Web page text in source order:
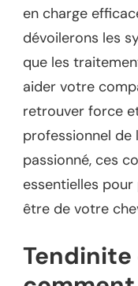
en charge
dévoilerons les
que les
aider votre
retrouver force
professionnel de
passionné, ces
essentielles
être de votre
Tendinite